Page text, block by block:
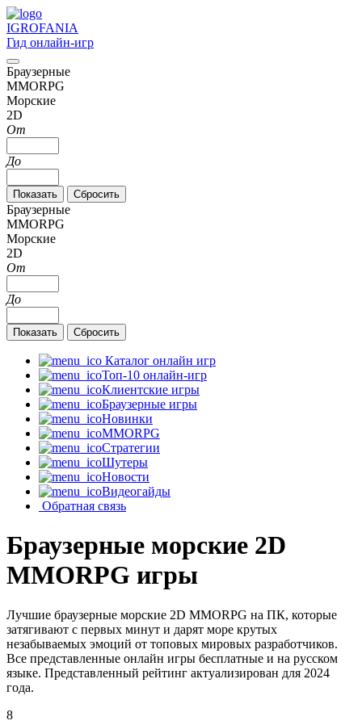
IGROFANIA
Гид онлайн-игр
Браузерные
MMORPG
Морские
2D
От
До
Браузерные
MMORPG
Морские
2D
От
До
Каталог онлайн игр
Топ-10 онлайн-игр
Клиентские игры
Браузерные игры
Новинки
MMORPG
Стратегии
Шутеры
Новости
Видеогайды
Обратная связь
Браузерные морские 2D
MMORPG игры
Лучшие браузерные морские 2D MMORPG на ПК, которые
затягивают с первых минут и дарят море крутых
незабываемых эмоций от топовых мировых разработчиков.
Все представленные онлайн игры бесплатные и на русском
языке. Представленный рейтинг актуализирован для 2024
года.
8